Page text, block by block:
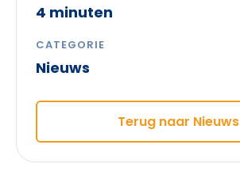
4 minuten
CATEGORIE
Nieuws
Terug naar Nieuws